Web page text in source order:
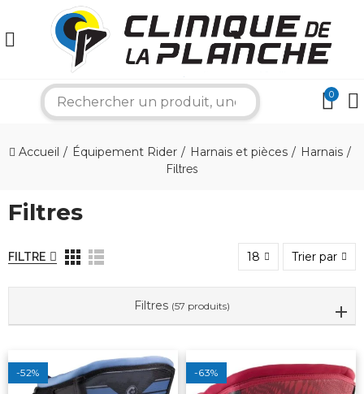
0
Accueil Équipement Rider Harnais et pièces Harnais
Filtres
Filtres
FILTRE 18 Trier par
Filtres (57 produits)
-52% -63%
Comment puis-je vous aider aujourd'hui ?